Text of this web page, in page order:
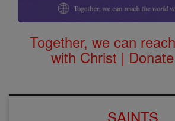
Together, we can
with Christ |
SAINTS